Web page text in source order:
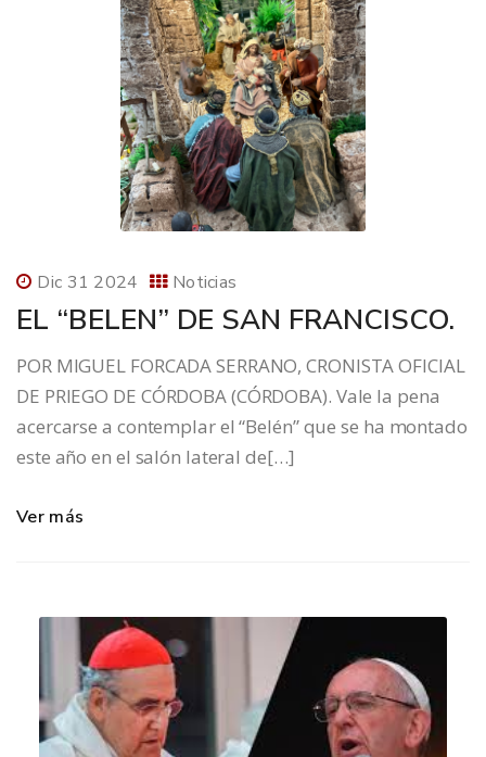
Dic 31 2024 Noticias
EL “BELEN” DE SAN FRANCISCO.
POR MIGUEL FORCADA SERRANO, CRONISTA OFICIAL
DE PRIEGO DE CÓRDOBA (CÓRDOBA). Vale la pena
acercarse a contemplar el “Belén” que se ha montado
este año en el salón lateral de[…]
Ver más